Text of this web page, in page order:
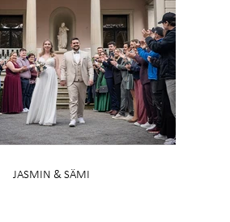
JASMIN & SÄMI